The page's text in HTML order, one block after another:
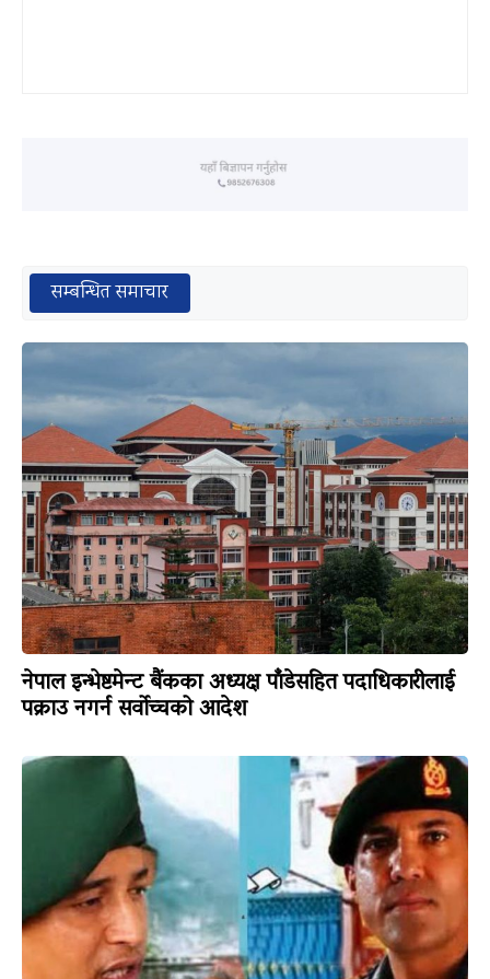
सम्बन्धित समाचार
नेपाल इन्भेष्टमेन्ट बैंकका अध्यक्ष पाँडेसहित पदाधिकारीलाई
पक्राउ नगर्न सर्वोच्चको आदेश